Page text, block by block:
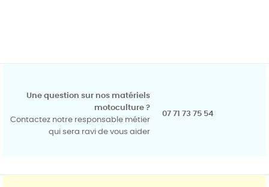
Une question sur nos matériels
motoculture ?
Contactez notre responsable métier
qui sera ravi de vous aider
07 71 73 75 54